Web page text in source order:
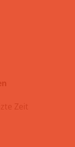
Zeit